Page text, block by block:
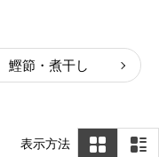
鰹節・煮干し
表示方法